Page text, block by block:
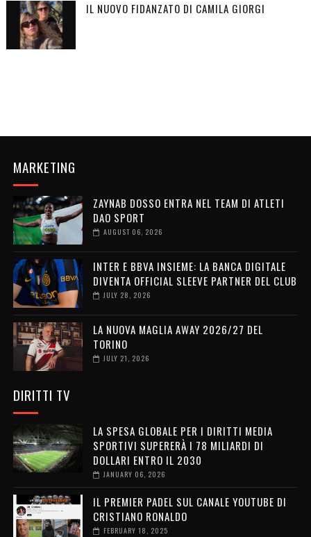
IL NUOVO FIDANZATO DI CAMILA GIORGI
MARKETING
ZAYNAB DOSSO ENTRA NEL TEAM DI ATLETI
DAO SPORT
AUGUST 06, 2026
INTER E BBVA INSIEME: LA BANCA DIGITALE
DIVENTA OFFICIAL SLEEVE PARTNER DEL CLUB
JULY 28, 2026
LA NUOVA MAGLIA AWAY 2026/27 DEL
TORINO
JULY 21, 2026
DIRITTI TV
LA SPESA GLOBALE PER I DIRITTI MEDIA
SPORTIVI SUPERERÀ I 78 MILIARDI DI
DOLLARI ENTRO IL 2030
JANUARY 06, 2026
IL PREMIER PADEL SUL CANALE YOUTUBE DI
CRISTIANO RONALDO
FEBRUARY 18, 2025